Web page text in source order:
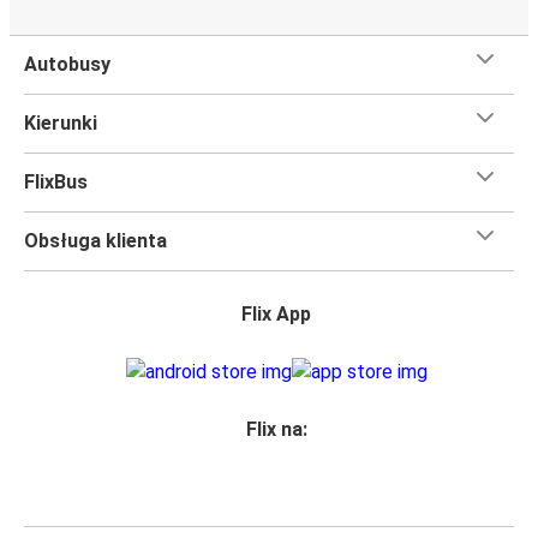
Autobusy
Kierunki
FlixBus
Obsługa klienta
Flix App
Flix na: